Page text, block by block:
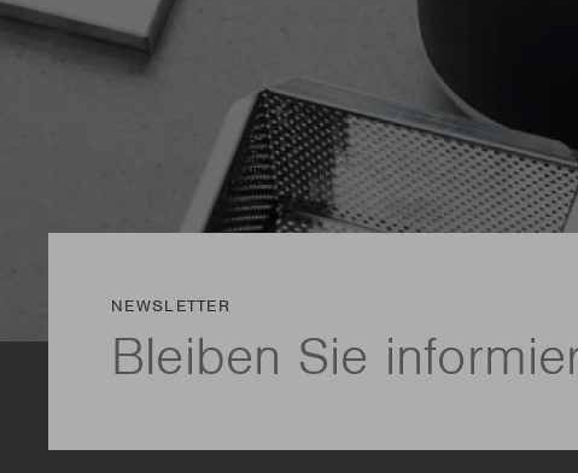
NEWSLETTER
Bleiben Sie